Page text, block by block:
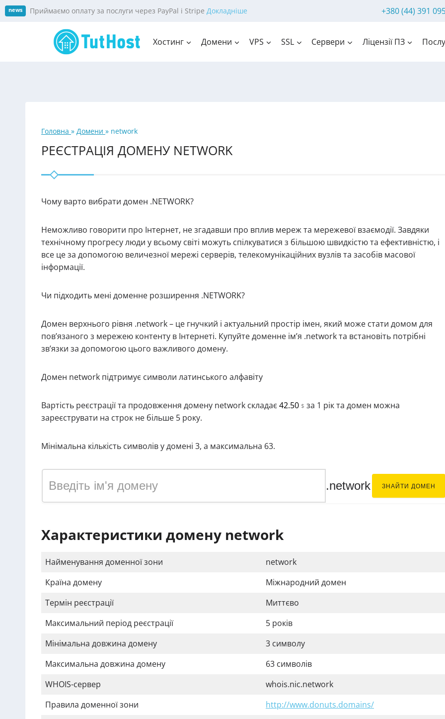
Skip
to
news Приймаємо оплату за послуги через PayPal і Stripe Докладніше +380 (44) 391
Хостинг Домени VPS SSL Сервери Ліцензії ПЗ
Головна » Домени » network
РЕЄСТРАЦІЯ ДОМЕНУ NETWORK
Чому варто вибрати домен .NETWORK?
Неможливо говорити про Інтернет, не згадавши про вплив мереж та мережевої взаємодії. Завдяки
технічному прогресу люди у всьому світі можуть спілкуватися з більшою швидкістю та ефективністю, і
все це за допомогою величезної мережі серверів, телекомунікаційних вузлів та засобів масової
інформації.
Чи підходить мені доменне розширення .NETWORK?
Домен верхнього рівня .network – це гнучкий і актуальний простір імен, який може стати домом для
пов’язаного з мережею контенту в Інтернеті. Купуйте доменне ім’я .network та встановіть потрібні
зв’язки за допомогою цього важливого домену.
Домен network підтримує символи латинського алфавіту
Вартість реєстрації та продовження домену network складає42.50 $ за 1 рік та домен можна
зареєструвати на строк не більше 5 року.
Мінімальна кількість символів у домені 3, а максимальна 63.
.network ЗНАЙТИ ДОМЕН
Характеристики домену network
Найменування доменної зони
network
Країна домену
Міжнародний домен
Термін реєстрації
Миттєво
Максимальний період реєстрації
5 років
Мінімальна довжина домену
3 символу
Максимальна довжина домену
63 символів
WHOIS-сервер
whois.nic.network
Правила доменної зони
http://www.donuts.domains/